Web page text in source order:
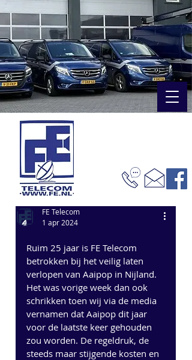
FE Telecom
1 apr 2024
Ruim 25 jaar is FE Telecom
betrokken bij het veilig laten
verlopen van Aaipop in Nijland.
Het was vorige week dan ook
schrikken toen wij via de media
vernamen dat Aaipop dit jaar
voor de laatste keer gehouden
zou worden. De regeldruk, de
steeds maar stijgende kosten en